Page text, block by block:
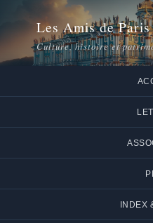
Les Amis de
Culture, histoire et
INDEX